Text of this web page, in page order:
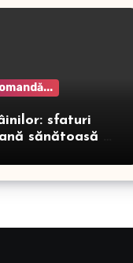
sfaturi
sănătoasă și